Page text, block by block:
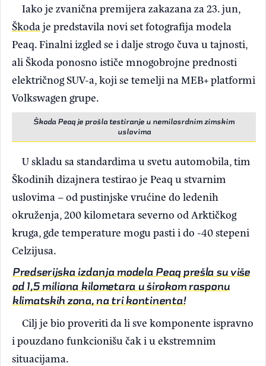
Iako je zvanična premijera zakazana za 23. jun,
Škodaje predstavila novi set fotografija modela
Peaq. Finalni izgled se i dalje strogo čuva u tajnosti,
ali Škoda ponosno ističe mnogobrojne prednosti
električnog SUV-a, koji se temelji na MEB+ platformi
Volkswagen grupe.
Škoda Peaq je prošla testiranje u nemilosrdnim zimskim
uslovima
U skladu sa standardima u svetu automobila, tim
Škodinih dizajnera testirao je Peaq u stvarnim
uslovima – od pustinjske vrućine do ledenih
okruženja, 200 kilometara severno od Arktičkog
kruga, gde temperature mogu pasti i do -40 stepeni
Celzijusa.
Predserijska izdanja modela Peaq prešla su više
od 1,5 miliona kilometara u širokom rasponu
klimatskih zona, na tri kontinenta!
Cilj je bio proveriti da li sve komponente ispravno
i pouzdano funkcionišu čak i u ekstremnim
situacijama.